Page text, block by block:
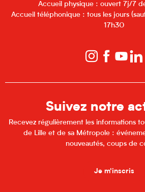
Accueil physique : ouvert 7j/7
Accueil téléphonique : tous les jours
17h30
Suivez notre
Recevez régulièrement les informations
de Lille et de sa Métropole :
nouveautés, coups de
Je m'inscris